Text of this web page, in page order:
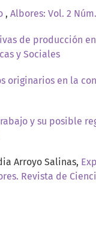
, Albores: Vol. 2
de producción
y Sociales
originarios en la
y su posible
Arroyo Salinas,
Revista de